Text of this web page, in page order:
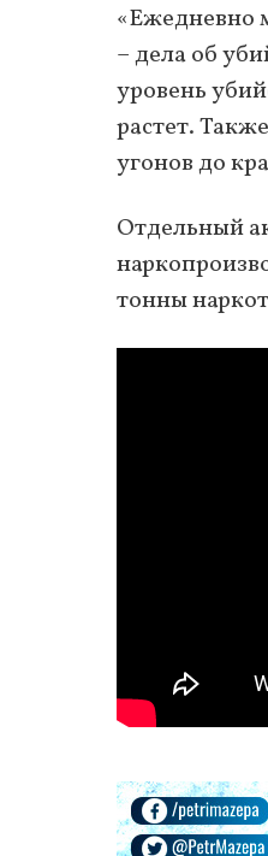
«Ежедневно
– дела об
уровень
растет.
угонов до
Отдельный
тонны